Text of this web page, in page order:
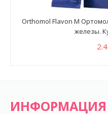
Orthomol Flavon M
железы.
ИНФОРМАЦИЯ